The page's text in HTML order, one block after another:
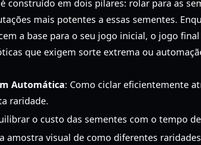
construído em dois pilares: rolar para as
mais potentes a essas sementes.
a base para o seu jogo inicial, o jogo
que exigem sorte extrema ou
Automática: Como ciclar eficientemente
raridade.
o custo das sementes com o tempo
amostra visual de como diferentes